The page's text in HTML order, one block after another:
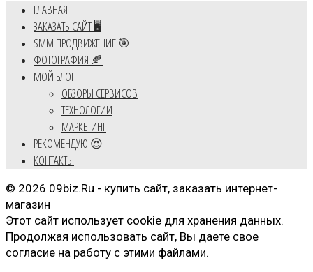
ГЛАВНАЯ
ЗАКАЗАТЬ САЙТ 🖥️
SMM ПРОДВИЖЕНИЕ 🎯
ФОТОГРАФИЯ 🍂
МОЙ БЛОГ
ОБЗОРЫ СЕРВИСОВ
ТЕХНОЛОГИИ
МАРКЕТИНГ
РЕКОМЕНДУЮ 😍
КОНТАКТЫ
© 2026 09biz.Ru - купить сайт, заказать интернет-
магазин
Этот сайт использует cookie для хранения данных.
Продолжая использовать сайт, Вы даете свое
согласие на работу с этими файлами.